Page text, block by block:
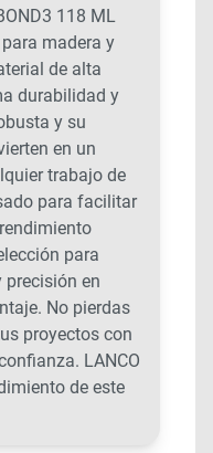
118 ML
madera y
de alta
durabilidad y
y su
en un
trabajo de
para facilitar
para
en
No pierdas
proyectos con
LANCO
de este